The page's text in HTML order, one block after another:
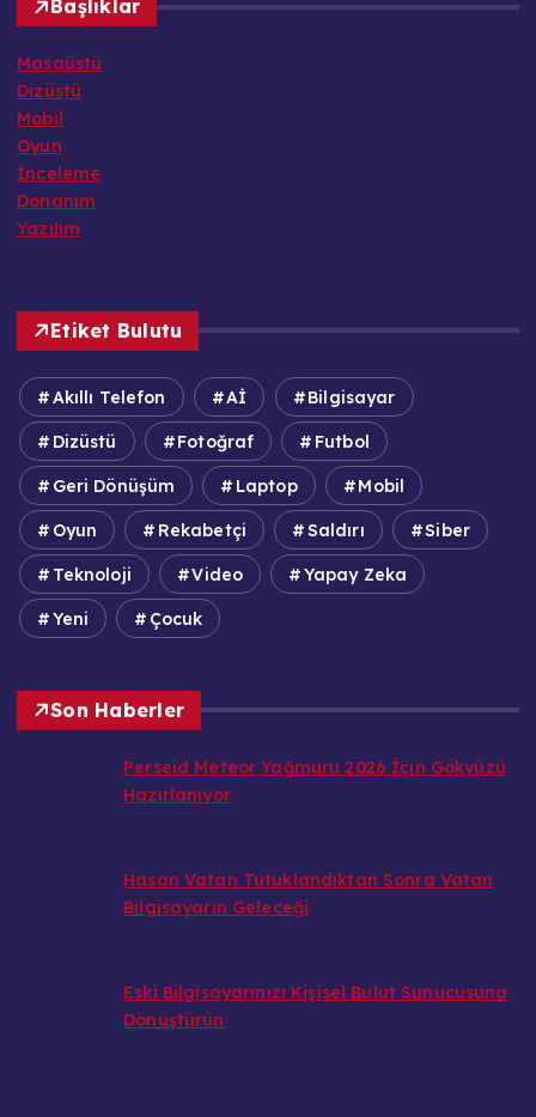
Başlıklar
Masaüstü
Dizüstü
Mobil
Oyun
İnceleme
Donanım
Yazılım
Etiket Bulutu
Akıllı Telefon Aİ Bilgisayar
Dizüstü Fotoğraf Futbol
Geri Dönüşüm Laptop Mobil
Oyun Rekabetçi Saldırı Siber
Teknoloji Video Yapay Zeka
Yeni Çocuk
Son Haberler
Perseid Meteor Yağmuru 2026 İçin Gökyüzü
Hazırlanıyor
Hasan Vatan Tutuklandıktan Sonra Vatan
Bilgisayarın Geleceği
Eski Bilgisayarınızı Kişisel Bulut Sunucusuna
Dönüştürün